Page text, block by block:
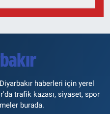
haberleri için yerel
trafik kazası, siyaset, spor
burada.